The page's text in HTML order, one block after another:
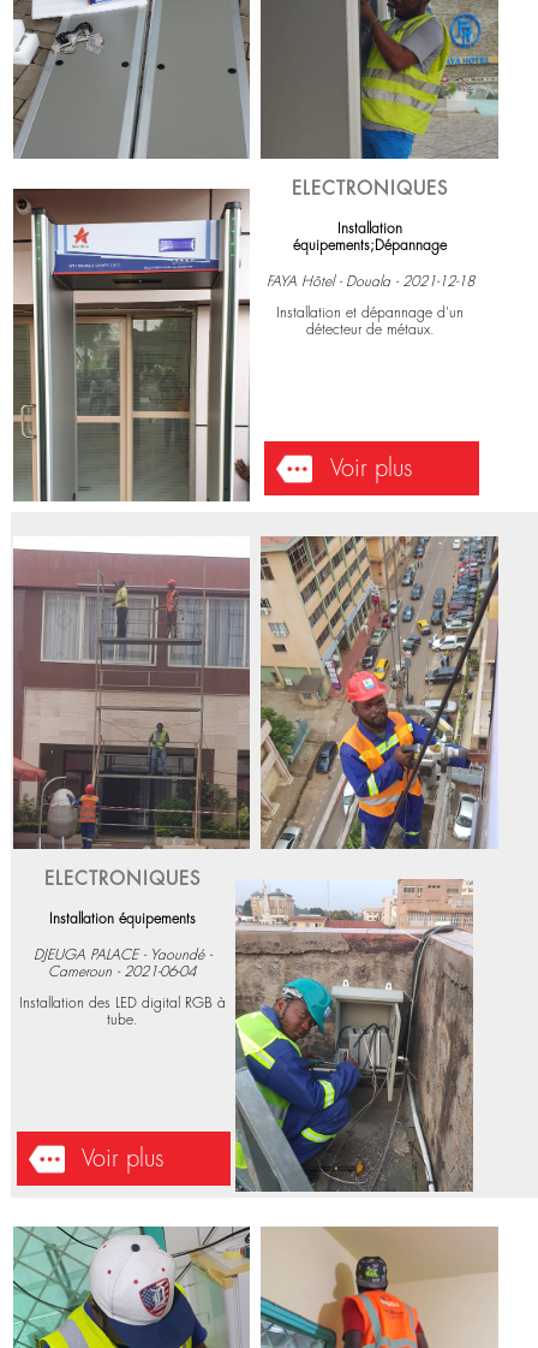
Voir plus
ELECTRONIQUES
Installation
équipements;Dépannage
FAYA Hôtel - Douala - 2021-12-18
Installation et dépannage d'un
détecteur de métaux.
Voir plus
ELECTRONIQUES
Installation équipements
Cameroun - 2021-06-04
Installation des LED digital RGB à
tube.